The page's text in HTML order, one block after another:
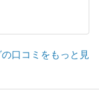
口コミをもっと見